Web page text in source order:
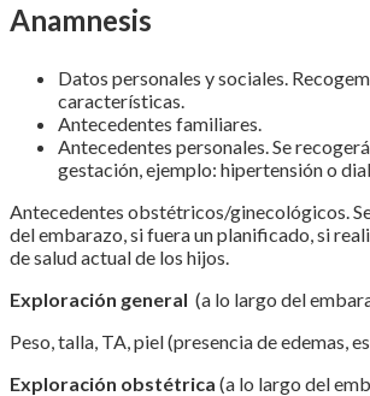
Anamnesis
Datos personales y sociales.
características.
Antecedentes familiares.
Antecedentes personales. Se
gestación, ejemplo: hipertensión o
Antecedentes obstétricos/ginecológicos.
del embarazo, si fuera un planificado, si
de salud actual de los hijos.
Exploración general (a lo largo del
Peso, talla, TA, piel (presencia de edemas,
Exploración obstétrica (a lo largo del